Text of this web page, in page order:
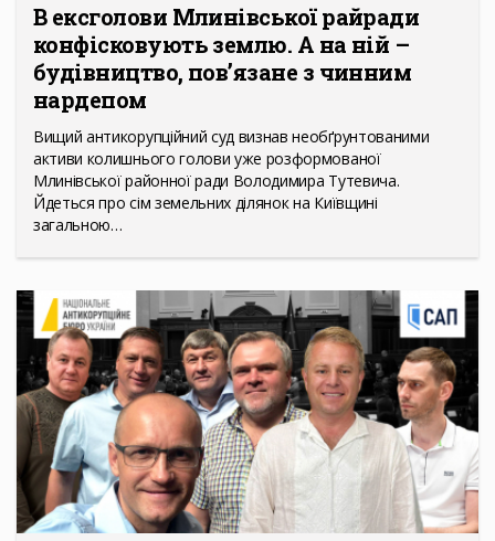
В ексголови Млинівської райради
конфісковують землю. А на ній –
будівництво, пов’язане з чинним
нардепом
Вищий антикорупційний суд визнав необґрунтованими
активи колишнього голови уже розформованої
Млинівської районної ради Володимира Тутевича.
Йдеться про сім земельних ділянок на Київщині
загальною…